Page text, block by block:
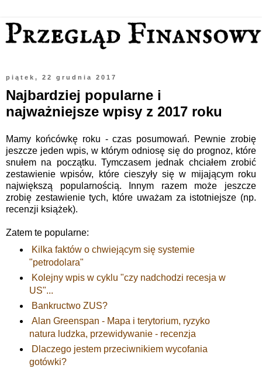
piątek, 22 grudnia 2017
Najbardziej popularne i
najważniejsze wpisy z 2017 roku
Mamy końcówkę roku - czas posumowań. Pewnie zrobię
jeszcze jeden wpis, w którym odniosę się do prognoz, które
snułem na początku. Tymczasem jednak chciałem zrobić
zestawienie wpisów, które cieszyły się w mijającym roku
największą popularnością. Innym razem może jeszcze
zrobię zestawienie tych, które uważam za istotniejsze (np.
recenzji książek).
Zatem te popularne:
Kilka faktów o chwiejącym się systemie
"petrodolara"
Kolejny wpis w cyklu "czy nadchodzi recesja w
US"...
Bankructwo ZUS?
Alan Greenspan - Mapa i terytorium, ryzyko
natura ludzka, przewidywanie - recenzja
Dlaczego jestem przeciwnikiem wycofania
gotówki?